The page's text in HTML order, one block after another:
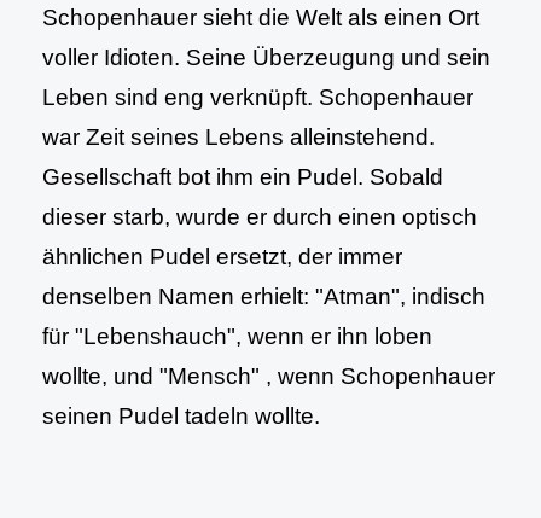
Schopenhauer sieht die Welt als einen Ort
voller Idioten. Seine Überzeugung und sein
Leben sind eng verknüpft. Schopenhauer
war Zeit seines Lebens alleinstehend.
Gesellschaft bot ihm ein Pudel. Sobald
dieser starb, wurde er durch einen optisch
ähnlichen Pudel ersetzt, der immer
denselben Namen erhielt: "Atman", indisch
für "Lebenshauch", wenn er ihn loben
wollte, und "Mensch" , wenn Schopenhauer
seinen Pudel tadeln wollte.